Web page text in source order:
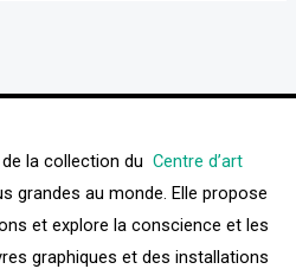
la collection du Centre d’art
grandes au monde. Elle propose
et explore la conscience et les
graphiques et des installations